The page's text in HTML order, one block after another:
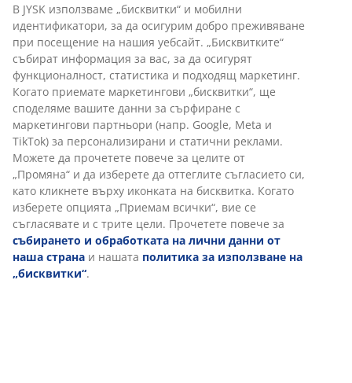
В JYSK използваме „бисквитки“ и мобилни
идентификатори, за да осигурим добро преживяване
при посещение на нашия уебсайт. „Бисквитките“
събират информация за вас, за да осигурят
функционалност, статистика и подходящ маркетинг.
Когато приемате маркетингови „бисквитки“, ще
споделяме вашите данни за сърфиране с
маркетингови партньори (напр. Google, Meta и
TikTok) за персонализирани и статични реклами.
Можете да прочетете повече за целите от
„Промяна“ и да изберете да оттеглите съгласието си,
като кликнете върху иконката на бисквитка. Когато
изберете опцията „Приемам всички“, вие се
съгласявате и с трите цели. Прочетете повече за
събирането и обработката на лични данни от
наша страна и нашата политика за използване на
„бисквитки“.